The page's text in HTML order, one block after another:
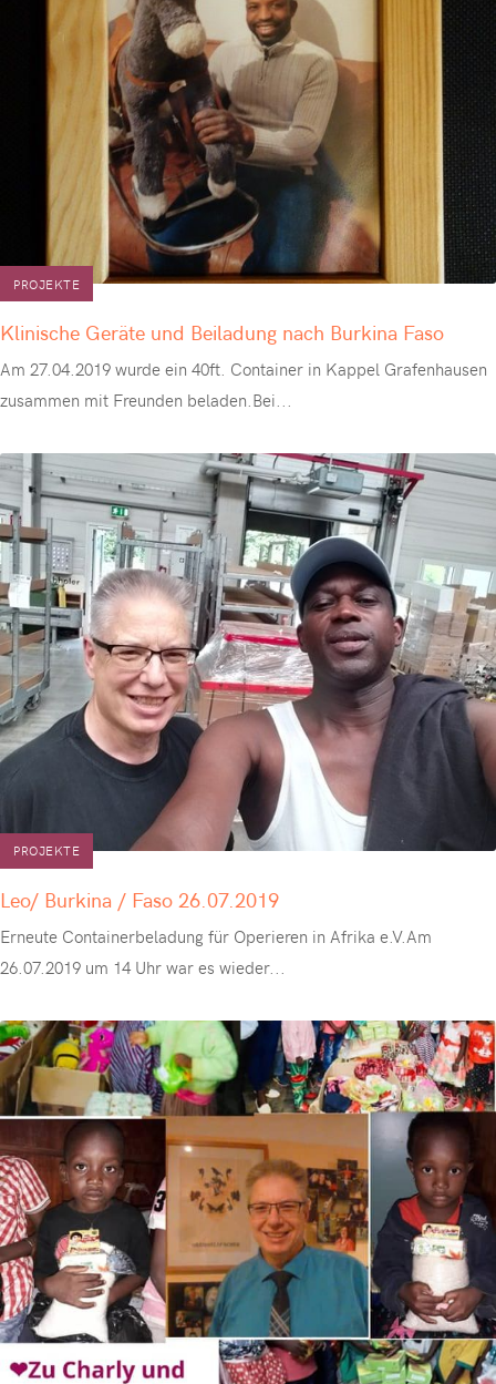
PROJEKTE
Klinische Geräte und Beiladung nach Burkina Faso
Am 27.04.2019 wurde ein 40ft. Container in Kappel Grafenhausen
zusammen mit Freunden beladen.Bei...
PROJEKTE
Leo/ Burkina / Faso 26.07.2019
Erneute Containerbeladung für Operieren in Afrika e.V.Am
26.07.2019 um 14 Uhr war es wieder...